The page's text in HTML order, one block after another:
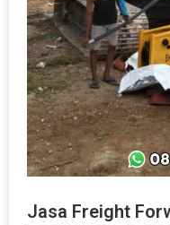
Jasa Freight